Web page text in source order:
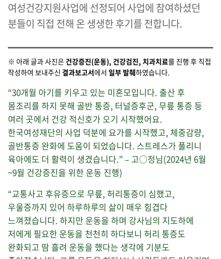
여성건강지원사업에 선정되어 사업에 참여하셨던
분들이 직접 전해 온 생생한 후기를 전합니다.
※ 아래 글과 사진은 건강증진(운동), 건강검진, 치과치료를 진행 후 직접
작성하여 보내주신 결과보고서에서 일부 발췌하였습니다.
“30개월 아기를 키우고 있는 미혼모입니다. 출산 후
몸조리를 하지 못해 골반 통증, 터널증후군, 무릎 통증 등
여러 곳에서 건강 적신호가 오기 시작했어요.
한국여성재단의 사업 덕분에 요가를 시작했고, 체중감량,
골반통증 완화에 도움이 되었습니다. 스트레스가 풀리니
육아에도 더 활력이 생겼습니다.” – 고○정님(2024년 6월
~9월 건강증진을 위한 운동 진행)
“교통사고 후유증으로 무릎, 허리통증이 심했고,
우울증까지 있어 하루하루의 삶이 매우 힘겹다
느껴졌습니다. 하지만 운동을 하며 강사님의 지도하에
저에게 필요한 운동을 천천히 하다보니 허리 통증도
완화되고 땀 흘려 운동을 했다는 생각에 기분도